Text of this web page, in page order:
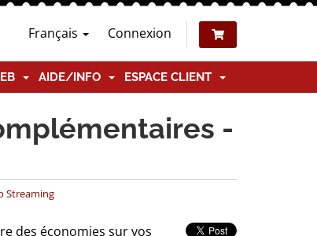
Français Connexion
AIDE/INFO ESPACE CLIENT
-
Streaming
des économies sur vos